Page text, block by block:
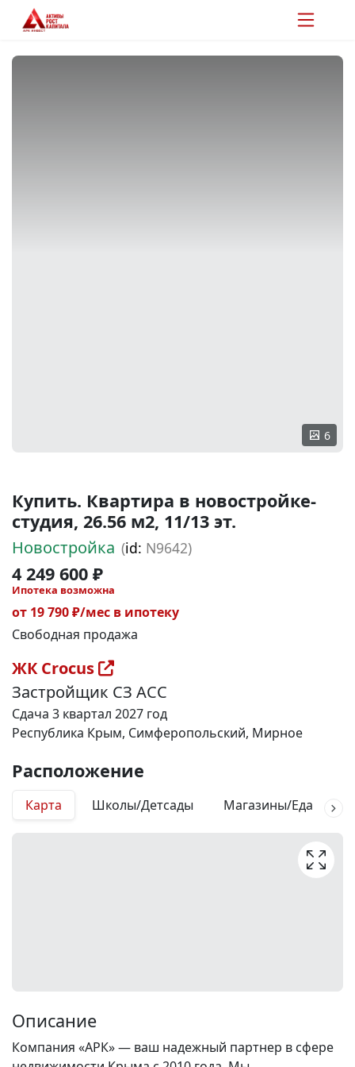
6
Купить. Квартира в новостройке-
студия, 26.56 м2, 11/13 эт.
Новостройка (id: N9642)
4 249 600 ₽
Ипотека возможна
от 19 790 ₽/мес в ипотеку
Свободная продажа
ЖК Crocus
Застройщик СЗ АСС
Сдача 3 квартал 2027 год
Республика Крым, Симферопольский, Мирное
Расположение
Карта Школы/Детсады Магазины/Еда
Описание
Компания «АРК» — ваш надежный партнер в сфере